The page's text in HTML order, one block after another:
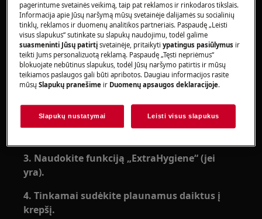
Sprendimas:
1. Nustatykite plovimo aukštoje
temperatūroje ciklą.
2. Pavalykite indus prieš sudėdami juos į
Virtuvės reikmenys bus kokybiškiau išplauti, o
3. Naudokite funkciją „ExtraHygiene“ (jei
yra).
4. Tinkamai sudėkite plaunamus daiktus į
krepšį.
pagerintume svetainės veikimą, taip pat reklamos ir rinkodaros tikslais.
Informacija apie Jūsų naršymą mūsų svetainėje dalijamės su socialinių
tinklų, reklamos ir duomenų analitikos partneriais. Paspaudę „Leisti
visus slapukus“ sutinkate su slapukų naudojimu, todėl galime
suasmeninti Jūsų patirtįsvetainėje, pritaikytiypatingus pasiūlymus ir
teikti Jums personalizuotą reklamą. Paspaudę „Tęsti nepriėmus“
blokuojate nebūtinus slapukus, todėl Jūsų naršymo patirtis ir mūsų
teikiamos paslaugos gali būti apribotos. Daugiau informacijos rasite
mūsųSlapukų pranešime ir Duomenų apsaugos deklaracijoje.
Slapukų nustatymai Leisti visus slapukus